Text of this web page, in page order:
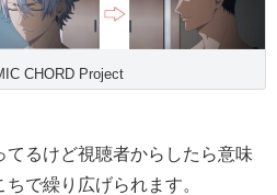
CHORD Project
てるけど視聴者からしたら意味
で繰り広げられます。